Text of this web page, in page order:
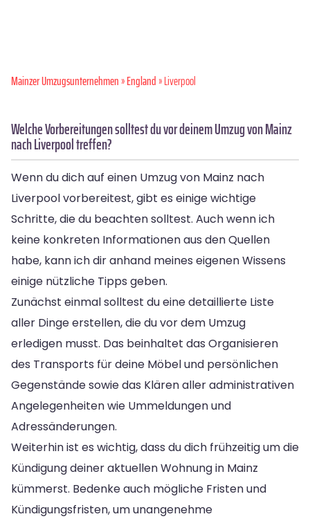
Mainzer Umzugsunternehmen»England» Liverpool
Welche Vorbereitungen solltest du vor deinem Umzug von Mainz
nach Liverpool treffen?
Wenn du dich auf einen Umzug von Mainz nach
Liverpool vorbereitest, gibt es einige wichtige
Schritte, die du beachten solltest. Auch wenn ich
keine konkreten Informationen aus den Quellen
habe, kann ich dir anhand meines eigenen Wissens
einige nützliche Tipps geben.
Zunächst einmal solltest du eine detaillierte Liste
aller Dinge erstellen, die du vor dem Umzug
erledigen musst. Das beinhaltet das Organisieren
des Transports für deine Möbel und persönlichen
Gegenstände sowie das Klären aller administrativen
Angelegenheiten wie Ummeldungen und
Adressänderungen.
Weiterhin ist es wichtig, dass du dich frühzeitig um die
Kündigung deiner aktuellen Wohnung in Mainz
kümmerst. Bedenke auch mögliche Fristen und
Kündigungsfristen, um unangenehme